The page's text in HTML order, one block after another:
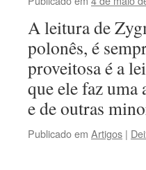
A leitura de
polonês, é
proveitosa é a
que ele faz
e de outras
Publicado em Artigos |